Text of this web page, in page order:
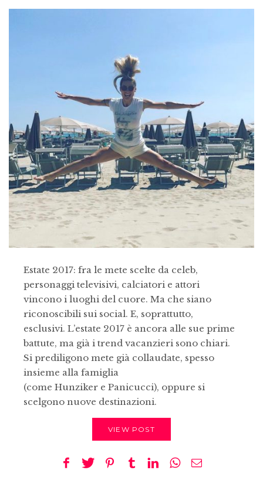
Estate 2017: fra le mete scelte da celeb,
personaggi televisivi, calciatori e attori
vincono i luoghi del cuore. Ma che siano
riconoscibili sui social. E, soprattutto,
esclusivi. L’estate 2017 è ancora alle sue prime
battute, ma già i trend vacanzieri sono chiari.
Si prediligono mete già collaudate, spesso
insieme alla famiglia
(come Hunziker e Panicucci), oppure si
scelgono nuove destinazioni.
VIEW POST